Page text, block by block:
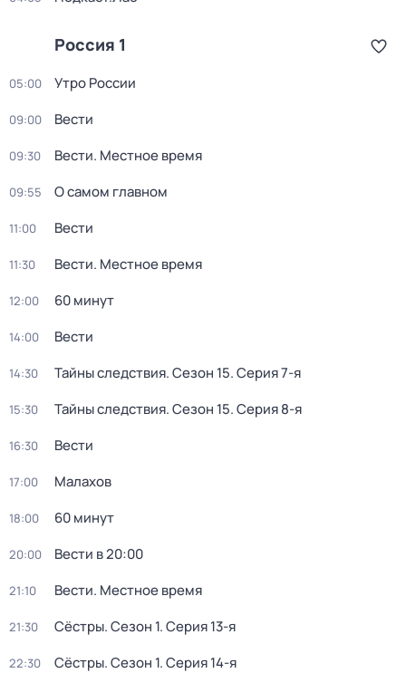
Россия 1
05:00 Утро России
09:00 Вести
09:30 Вести. Местное время
09:55 О самом главном
11:00 Вести
11:30 Вести. Местное время
12:00 60 минут
14:00 Вести
14:30 Тайны следствия. Сезон 15. Серия 7-я
15:30 Тайны следствия. Сезон 15. Серия 8-я
16:30 Вести
17:00 Малахов
18:00 60 минут
20:00 Вести в 20:00
21:10 Вести. Местное время
21:30 Сёстры. Сезон 1. Серия 13-я
22:30 Сёстры. Сезон 1. Серия 14-я